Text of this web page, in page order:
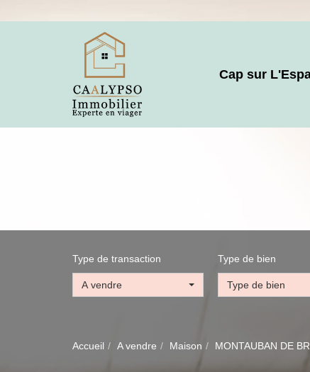
Cap sur
Type de transaction
A vendre
Type de bien
Type de bien
Accueil A vendre Maison MONTAUBAN DE